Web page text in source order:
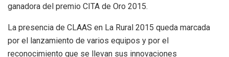
ganadora del premio CITA de Oro 2015.
La presencia de CLAAS en La Rural 2015 queda marcada
por el lanzamiento de varios equipos y por el
reconocimiento que se llevan sus innovaciones